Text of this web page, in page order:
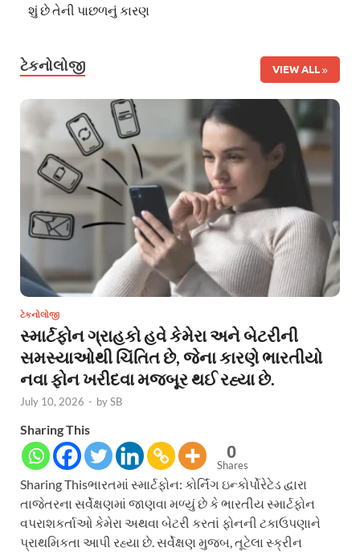
શું છે તેની પાછળનું કારણ
ટેકનોલોજી VIEW ALL
ટેકનોલોજી
સ્માર્ટફોન ગ્રાહકો હવે કેમેરા અને બેટરીની
સમસ્યાઓથી ચિંતિત છે, જેના કારણે ભારતીયો
નવા ફોન ખરીદવા મજબૂર થઈ રહ્યા છે.
July 10, 2026 - bySB
Sharing This
0
Shares
Sharing Thisભારતમાં સ્માર્ટફોન: કોર્નિંગ ઇન્કોર્પોરેટેડ દ્વારા
તાજેતરના સર્વેક્ષણમાં જાણવા મળ્યું છે કે ભારતીય સ્માર્ટફોન
વપરાશકર્તાઓ કેમેરા અથવા બેટરી કરતાં ફોનની ટકાઉપણાને
પ્રાથમિકતા આપી રહ્યા છે. સર્વેક્ષણ મુજબ, તૂટેલા સ્ક્રીન